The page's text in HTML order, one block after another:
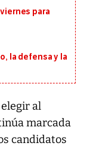
para
la defensa y la
al
marcada
candidatos